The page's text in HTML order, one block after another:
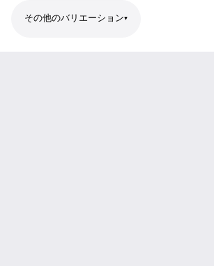
その他のバリエーション